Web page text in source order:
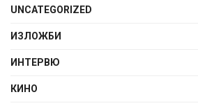
UNCATEGORIZED
ИЗЛОЖБИ
ИНТЕРВЮ
КИНО